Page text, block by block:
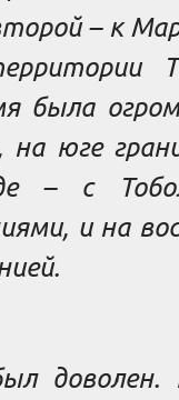
– к
была
на юге
– с
и на
доволен.